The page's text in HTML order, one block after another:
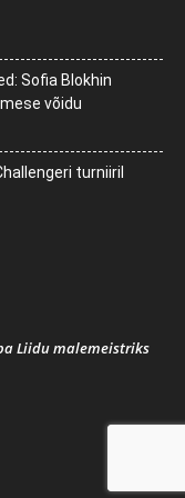
Sofia Blokhin
võidu
turniiril
Liidu malemeistriks